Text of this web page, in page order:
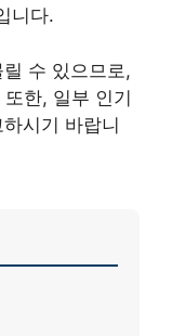
니다.
수 있으므로,
또한, 일부 인기
시기 바랍니